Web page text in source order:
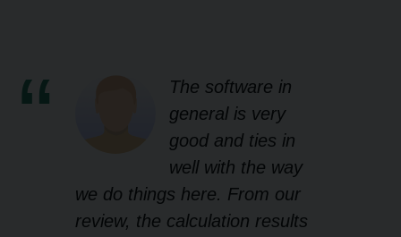
The software in
general is very
good and ties in
well with the way
we do things here. From our
review, the calculation results